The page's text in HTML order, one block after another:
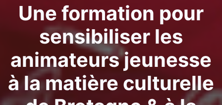
Une formation pour
sensibiliser les
animateurs jeunesse
à la matière culturelle